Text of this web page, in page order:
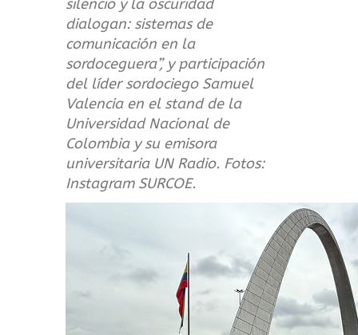
silencio y la oscuridad
dialogan: sistemas de
comunicación en la
sordoceguera”, y participación
del líder sordociego Samuel
Valencia en el stand de la
Universidad Nacional de
Colombia y su emisora
universitaria UN Radio. Fotos:
Instagram SURCOE.